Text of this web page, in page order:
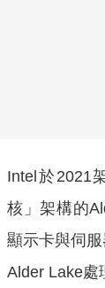
Intel於2021
核」架構的
顯示卡與伺
Alder Lake處